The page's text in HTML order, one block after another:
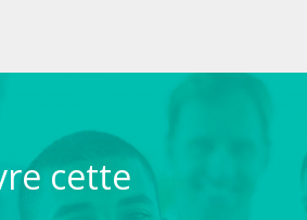
cette